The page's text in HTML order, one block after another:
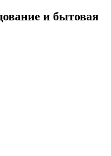
и бытовая